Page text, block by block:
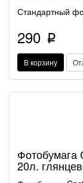
Стандартный
290 p
В корзину
Фотобумага
20л.